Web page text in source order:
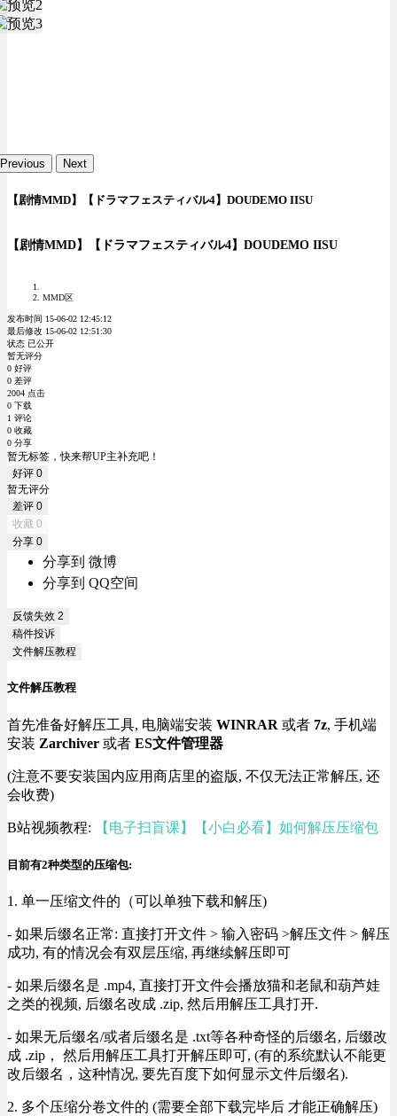
Previous Next
【剧情MMD】【ドラマフェスティバル4】DOUDEMO IISU
【剧情MMD】【ドラマフェスティバル4】DOUDEMO IISU
MMD区
发布时间 15-06-02 12:45:12
最后修改 15-06-02 12:51:30
状态 已公开
暂无评分
0 好评
0 差评
2004 点击
0 下载
1 评论
0 收藏
0 分享
暂无标签，快来帮UP主补充吧！
好评 0
暂无评分
差评 0
收藏 0
分享 0
分享到 微博
分享到 QQ空间
反馈失效 2
稿件投诉
文件解压教程
文件解压教程
首先准备好解压工具, 电脑端安装 WINRAR 或者 7z, 手机端
安装 Zarchiver 或者 ES文件管理器
(注意不要安装国内应用商店里的盗版, 不仅无法正常解压, 还
会收费)
B站视频教程: 【电子扫盲课】【小白必看】如何解压压缩包
目前有2种类型的压缩包:
1. 单一压缩文件的（可以单独下载和解压)
- 如果后缀名正常: 直接打开文件 > 输入密码 >解压文件 > 解压
成功, 有的情况会有双层压缩, 再继续解压即可
- 如果后缀名是 .mp4, 直接打开文件会播放猫和老鼠和葫芦娃
之类的视频, 后缀名改成 .zip, 然后用解压工具打开.
- 如果无后缀名/或者后缀名是 .txt等各种奇怪的后缀名, 后缀改
成 .zip， 然后用解压工具打开解压即可, (有的系统默认不能更
改后缀名，这种情况, 要先百度下如何显示文件后缀名).
2. 多个压缩分卷文件的 (需要全部下载完毕后 才能正确解压)